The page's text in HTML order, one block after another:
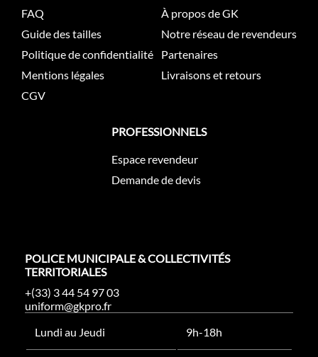
FAQ
Guide des tailles
Politique de confidentialité
Mentions légales
CGV
À propos de GK
Notre réseau de revendeurs
Partenaires
Livraisons et retours
PROFESSIONNELS
Espace revendeur
Demande de devis
POLICE MUNICIPALE & COLLECTIVITÉS
TERRITORIALES
+(33) 3 44 54 97 03
uniform@gkpro.fr
Lundi au Jeudi
9h-18h